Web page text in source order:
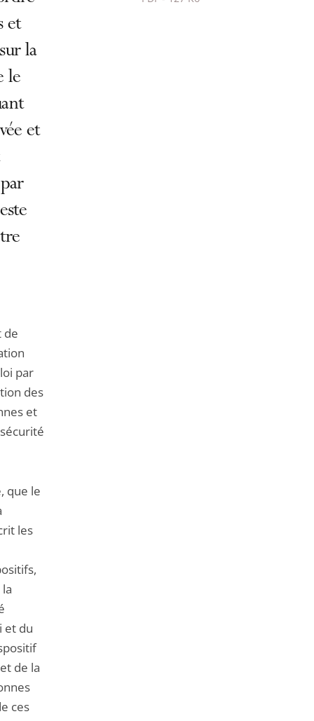
et
la
le
et
de
par
des
et
que le
les
et du
de la
ces